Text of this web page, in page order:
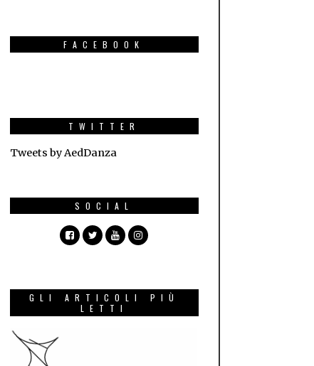
FACEBOOK
TWITTER
Tweets by AedDanza
SOCIAL
GLI ARTICOLI PIÙ
LETTI